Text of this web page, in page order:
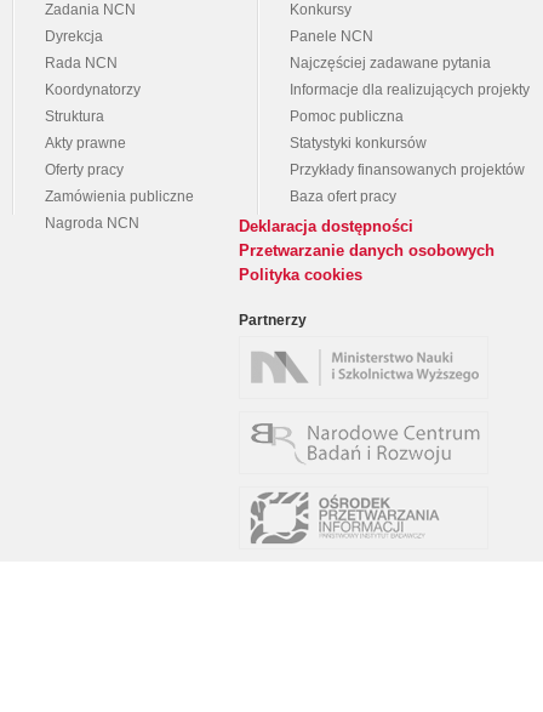
Zadania NCN
Dyrekcja
Rada NCN
Koordynatorzy
Struktura
Akty prawne
Oferty pracy
Zamówienia publiczne
Nagroda NCN
Konkursy
Panele NCN
Najczęściej zadawane pytania
Informacje dla realizujących projekty
Pomoc publiczna
Statystyki konkursów
Przykłady finansowanych projektów
Baza ofert pracy
Deklaracja dostępności
Przetwarzanie danych osobowych
Polityka cookies
Partnerzy